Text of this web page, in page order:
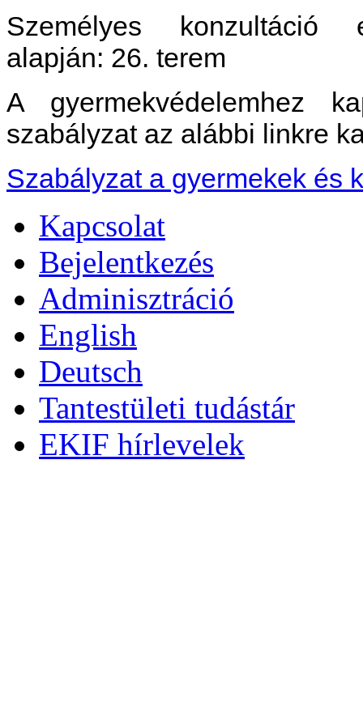
Személyes konzultáció
alapján: 26. terem
A gyermekvédelemhez
szabályzat az alábbi linkre
Szabályzat a gyermekek és
Kapcsolat
Bejelentkezés
Adminisztráció
English
Deutsch
Tantestületi tudástár
EKIF hírlevelek